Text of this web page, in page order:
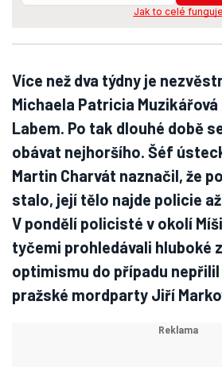
Jak to celé funguje
Více než dva týdny je
Michaela Patricia Muzikářová
Labem. Po tak dlouhé době
obávat nejhoršího. Šéf
Martin Charvát naznačil, že
stalo, její tělo najde policie
V pondělí policisté v okolí
tyčemi prohledávali hluboké
optimismu do případu
pražské mordparty Jiří